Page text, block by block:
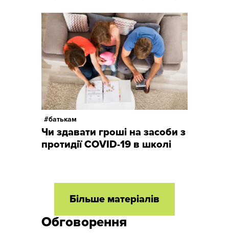
батькам
Чи здавати гроші на засоби з
протидії COVID-19 в школі
Більше матеріалів
Обговорення